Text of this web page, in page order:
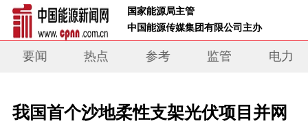
国家能源局主管
中国能源传媒集团有限公司主办
要闻 热点 参考 监管 电力
我国首个沙地柔性支架光伏项目并网